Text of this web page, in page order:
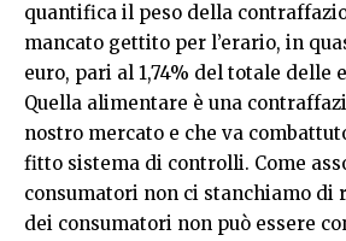
quantifica il peso della
mancato gettito per l’erario, in
euro, pari al 1,74% del totale delle
Quella alimentare è una
nostro mercato e che va
fitto sistema di controlli. Come
consumatori non ci stanchiamo di
dei consumatori non può essere